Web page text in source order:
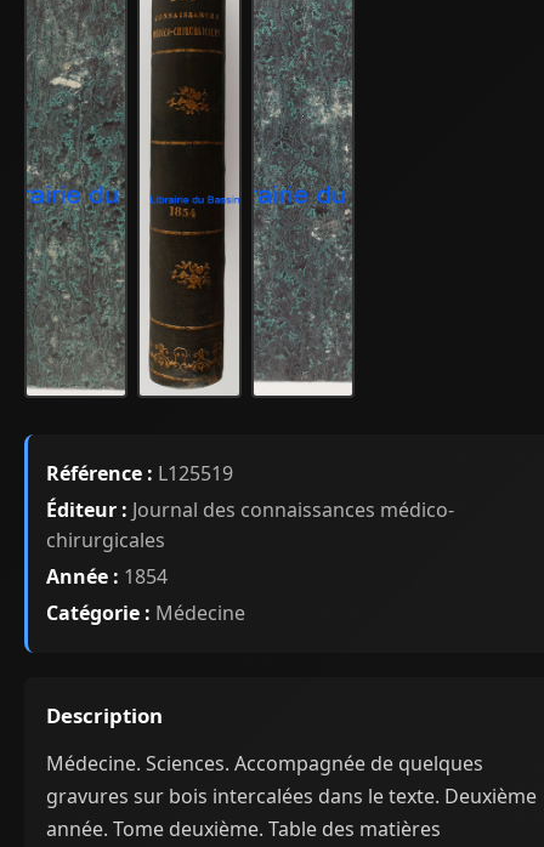
Référence : L125519
Éditeur : Journal des connaissances médico-
chirurgicales
Année : 1854
Catégorie : Médecine
Description
Médecine. Sciences. Accompagnée de quelques
gravures sur bois intercalées dans le texte. Deuxième
année. Tome deuxième. Table des matières